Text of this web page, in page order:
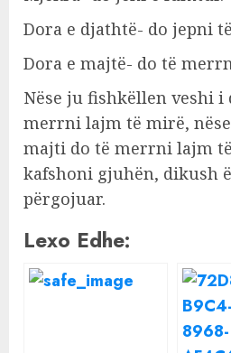
Dora e djathtë- do jepni
Dora e majtë- do të
Nëse ju fishkëllen veshi i
merrni lajm të mirë,
majti do të merrni lajm të
kafshoni gjuhën, dikush
përgojuar.
Lexo Edhe: